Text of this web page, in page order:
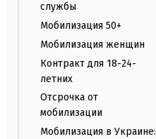
службы
Мобилизация 50+
Мобилизация женщин
Контракт для 18-24-
летних
Отсрочка от
мобилизации
Мобилизация в Украине: